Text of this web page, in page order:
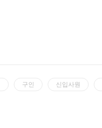
구인 신입사원